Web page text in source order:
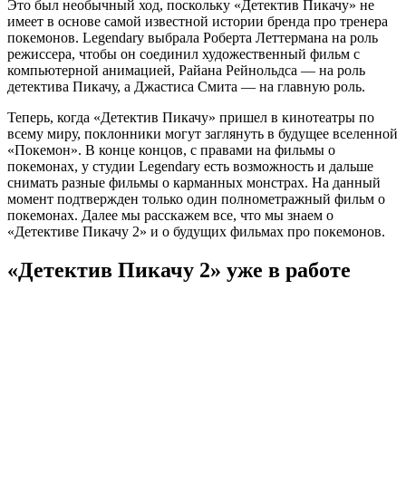
Это был необычный ход, поскольку «Детектив Пикачу» не
имеет в основе самой известной истории бренда про тренера
покемонов. Legendary выбрала Роберта Леттермана на роль
режиссера, чтобы он соединил художественный фильм с
компьютерной анимацией, Райана Рейнольдса — на роль
детектива Пикачу, а Джастиса Смита — на главную роль.
Теперь, когда «Детектив Пикачу» пришел в кинотеатры по
всему миру, поклонники могут заглянуть в будущее вселенной
«Покемон». В конце концов, с правами на фильмы о
покемонах, у студии Legendary есть возможность и дальше
снимать разные фильмы о карманных монстрах. На данный
момент подтвержден только один полнометражный фильм о
покемонах. Далее мы расскажем все, что мы знаем о
«Детективе Пикачу 2» и о будущих фильмах про покемонов.
«Детектив Пикачу 2» уже в работе